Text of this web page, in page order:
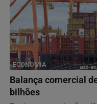
ECONOMIA
Balança comercial
bilhões